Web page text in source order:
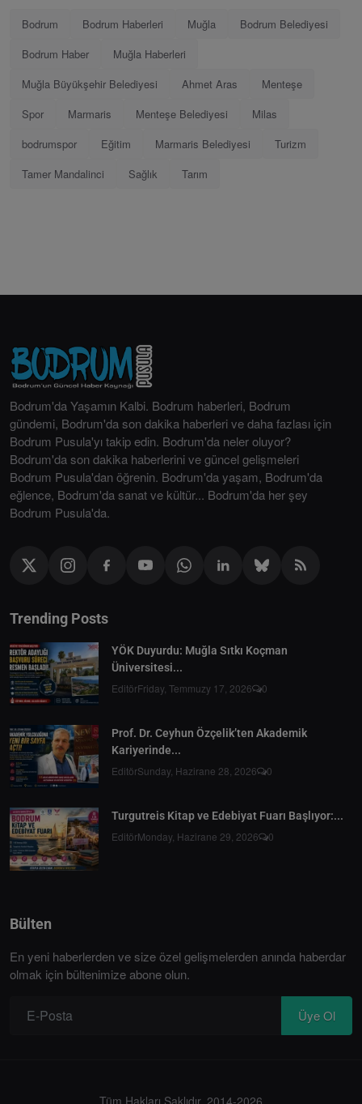
Bodrum Bodrum Haberleri Muğla
Bodrum Belediyesi
Bodrum Haber
Muğla Haberleri
Muğla Büyükşehir Belediyesi
Ahmet Aras
Menteşe
Spor
Marmaris Menteşe Belediyesi
Milas
bodrumspor
Eğitim Marmaris Belediyesi
Turizm
Tamer Mandalinci
Sağlık Tarım
Bodrum'da Yaşamın Kalbi. Bodrum haberleri, Bodrum
gündemi, Bodrum'da son dakika haberleri ve daha fazlası için
Bodrum Pusula'yı takip edin. Bodrum'da neler oluyor?
Bodrum'da son dakika haberlerini ve güncel gelişmeleri
Bodrum Pusula'dan öğrenin. Bodrum'da yaşam, Bodrum'da
eğlence, Bodrum'da sanat ve kültür... Bodrum'da her şey
Bodrum Pusula'da.
Trending Posts
YÖK Duyurdu: Muğla Sıtkı Koçman
Üniversitesi...
EditörFriday, Temmuzy 17, 2026 0
Prof. Dr. Ceyhun Özçelik’ten Akademik
Kariyerinde...
EditörSunday, Hazirane 28, 2026 0
Turgutreis Kitap ve Edebiyat Fuarı Başlıyor:...
EditörMonday, Hazirane 29, 2026 0
Bülten
En yeni haberlerden ve size özel gelişmelerden anında haberdar
olmak için bültenimize abone olun.
Üye Ol
Tüm Hakları Saklıdır. 2014-2026